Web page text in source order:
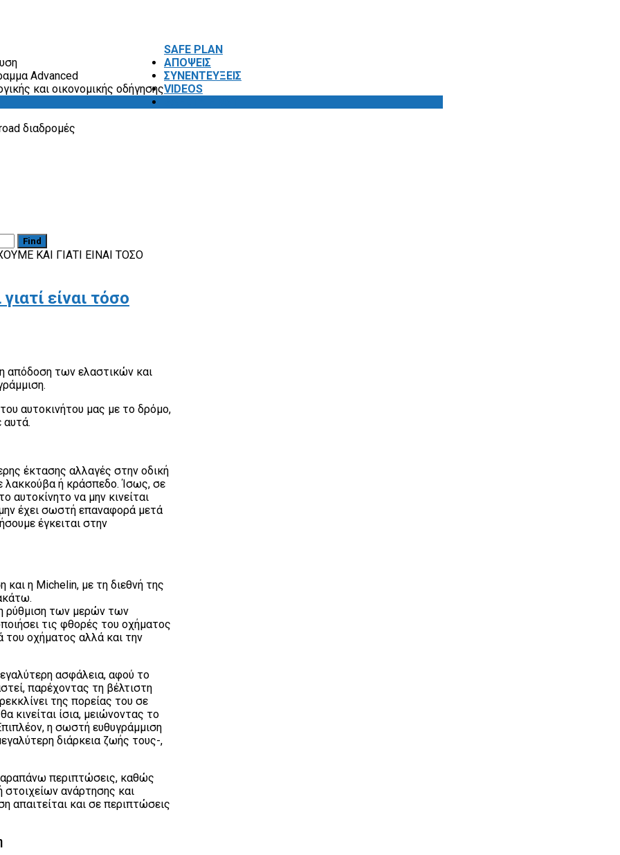
SAFE PLAN
Advanced
και οικονομικής οδήγησης
διαδρομές
ΑΠΟΨΕΙΣ
ΣΥΝΕΝΤΕΥΞΕΙΣ
VIDEOS
Find
ΚΑΙ ΓΙΑΤΊ ΕΊΝΑΙ ΤΌΣΟ
είναι τόσο
απόδοση των ελαστικών και
αυτοκινήτου μας με το δρόμο,
αυτά.
έκτασης αλλαγές στην οδική
λακκούβα ή κράσπεδο. Ίσως, σε
αυτοκίνητο να μην κινείται
έχει σωστή επαναφορά μετά
έγκειται στην
η Michelin, με τη διεθνή της
ρύθμιση των μερών των
τις φθορές του οχήματος
του οχήματος αλλά και την
ασφάλεια, αφού το
παρέχοντας τη βέλτιστη
της πορείας του σε
κινείται ίσια, μειώνοντας το
η σωστή ευθυγράμμιση
διάρκεια ζωής τους-,
περιπτώσεις, καθώς
ανάρτησης και
απαιτείται και σε περιπτώσεις